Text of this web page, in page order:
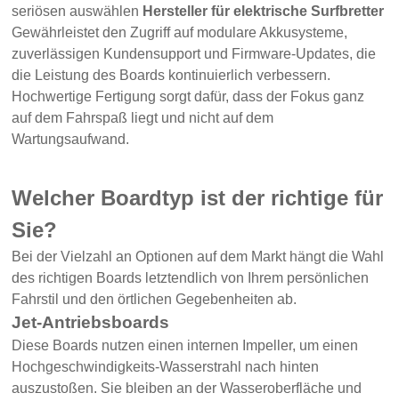
seriösen auswählen Hersteller für elektrische Surfbretter
Gewährleistet den Zugriff auf modulare Akkusysteme,
zuverlässigen Kundensupport und Firmware-Updates, die
die Leistung des Boards kontinuierlich verbessern.
Hochwertige Fertigung sorgt dafür, dass der Fokus ganz
auf dem Fahrspaß liegt und nicht auf dem
Wartungsaufwand.
Welcher Boardtyp ist der richtige für
Sie?
Bei der Vielzahl an Optionen auf dem Markt hängt die Wahl
des richtigen Boards letztendlich von Ihrem persönlichen
Fahrstil und den örtlichen Gegebenheiten ab.
Jet-Antriebsboards
Diese Boards nutzen einen internen Impeller, um einen
Hochgeschwindigkeits-Wasserstrahl nach hinten
auszustoßen. Sie bleiben an der Wasseroberfläche und